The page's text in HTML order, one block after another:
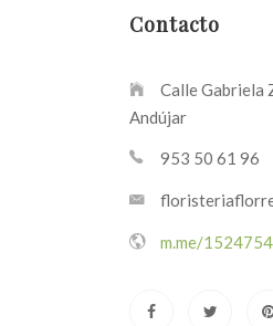
Contacto
Calle Gabriela
Andújar
953 50 61 96
m.me/